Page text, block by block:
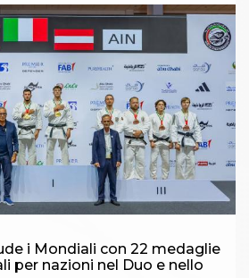
i Mondiali con 22 medaglie
per nazioni nel Duo e nello